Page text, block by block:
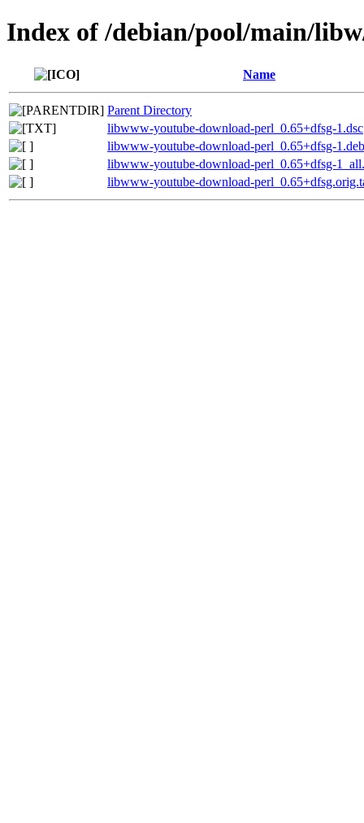
Index of /debian/pool/main/
Name
Parent Directory
libwww-youtube-download-perl_0.65+dfsg-1.dsc
libwww-youtube-download-perl_0.65+dfsg-
libwww-youtube-download-perl_0.65+dfsg-
libwww-youtube-download-